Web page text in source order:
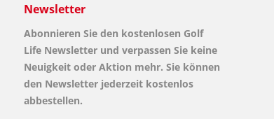
Newsletter
Abonnieren Sie den kostenlosen Golf
Life Newsletter und verpassen Sie keine
Neuigkeit oder Aktion mehr. Sie können
den Newsletter jederzeit kostenlos
abbestellen.